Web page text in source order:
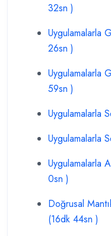
32sn )
Uygulamalarla
26sn )
Uygulamalarla
59sn )
Uygulamalarla
Uygulamalarla
Uygulamalarla
0sn )
Doğrusal
(16dk 44sn )